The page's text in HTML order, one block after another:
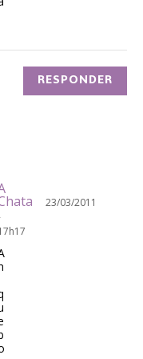
RESPONDER
23/03/2011